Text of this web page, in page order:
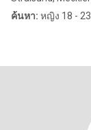
ค้นหา: หญิง 18 - 23